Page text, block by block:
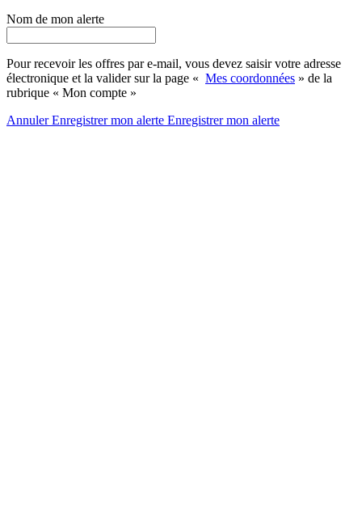
Nom de mon alerte
Pour recevoir les offres par e-mail, vous devez saisir votre adresse
électronique et la valider sur la page « Mes coordonnées » de la
rubrique « Mon compte »
AnnulerEnregistrer mon alerte Enregistrermon alerte